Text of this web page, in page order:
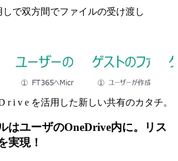
しで双方間でファイルの受け渡し
r i v e を活用した新しい共有のカタチ。
はユーザのOneDrive内に。リス
実現！